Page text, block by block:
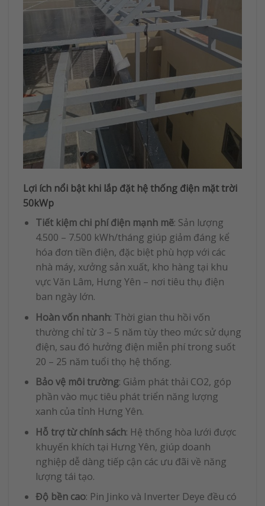
Lợi ích nổi bật khi lắp đặt hệ thống điện mặt trời
50kWp
Tiết kiệm chi phí điện mạnh mẽ: Sản lượng
4.500 – 7.500 kWh/tháng giúp giảm đáng kể
hóa đơn tiền điện, đặc biệt phù hợp với các
nhà máy, xưởng sản xuất, kho hàng tại khu
vực Văn Lâm, Hưng Yên – nơi tiêu thụ điện
ban ngày lớn.
Hoàn vốn nhanh: Thời gian thu hồi vốn
thường chỉ từ 3 – 5 năm tùy theo mức sử dụng
điện, sau đó hưởng điện miễn phí trong suốt
20 – 25 năm tuổi thọ hệ thống.
Bảo vệ môi trường: Giảm phát thải CO2, góp
phần vào mục tiêu phát triển năng lượng
xanh của tỉnh Hưng Yên.
Hỗ trợ từ chính sách: Hệ thống hòa lưới được
khuyến khích tại Hưng Yên, giúp doanh
nghiệp dễ dàng tiếp cận các ưu đãi về năng
lượng tái tạo.
Độ bền cao: Pin Jinko và Inverter Deye đều có